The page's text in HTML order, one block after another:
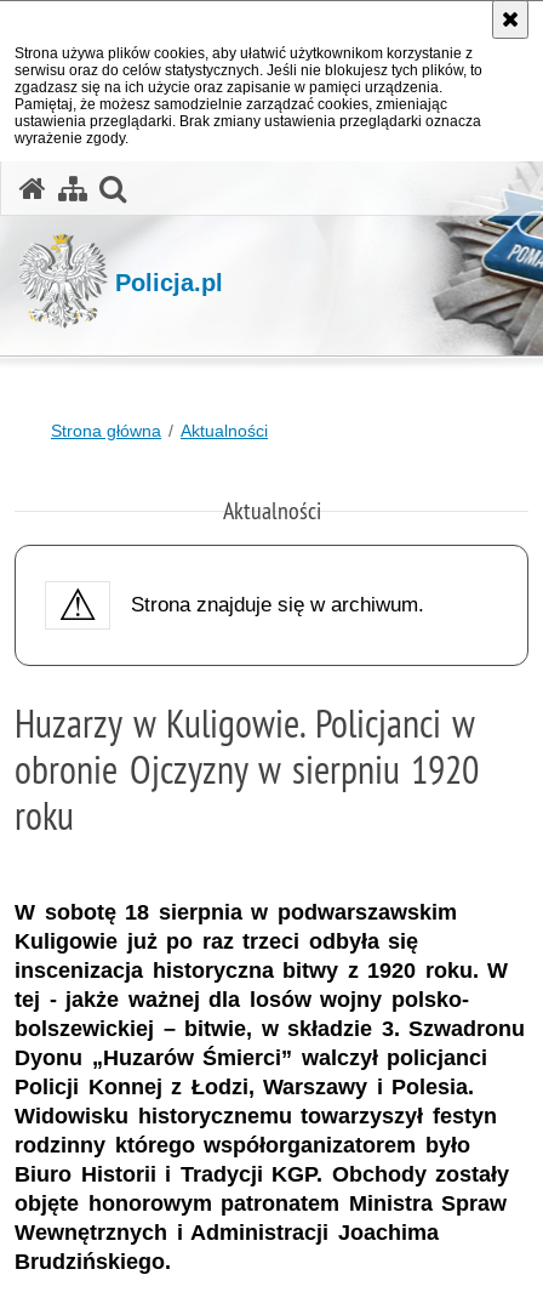
Strona używa plików cookies, aby ułatwić użytkownikom korzystanie z
serwisu oraz do celów statystycznych. Jeśli nie blokujesz tych plików, to
zgadzasz się na ich użycie oraz zapisanie w pamięci urządzenia.
Pamiętaj, że możesz samodzielnie zarządzać cookies, zmieniając
ustawienia przeglądarki. Brak zmiany ustawienia przeglądarki oznacza
wyrażenie zgody.
Policja.pl
Strona główna Aktualności
Aktualności
Strona znajduje się w archiwum.
Huzarzy w Kuligowie. Policjanci w
obronie Ojczyzny w sierpniu 1920
roku
W sobotę 18 sierpnia w podwarszawskim
Kuligowie już po raz trzeci odbyła się
inscenizacja historyczna bitwy z 1920 roku. W
tej - jakże ważnej dla losów wojny polsko-
bolszewickiej – bitwie, w składzie 3. Szwadronu
Dyonu „Huzarów Śmierci” walczył policjanci
Policji Konnej z Łodzi, Warszawy i Polesia.
Widowisku historycznemu towarzyszył festyn
rodzinny którego współorganizatorem było
Biuro Historii i Tradycji KGP. Obchody zostały
objęte honorowym patronatem Ministra Spraw
Wewnętrznych i Administracji Joachima
Brudzińskiego.